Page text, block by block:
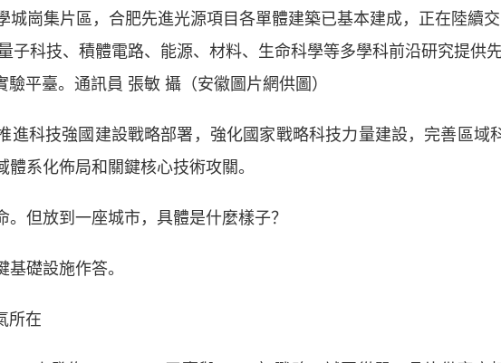
崗集片區，合肥先進光源項目各單體建築已基本建成，正在陸續交
子科技、積體電路、能源、材料、生命科學等多學科前沿研究提供先
驗平臺。通訊員 張敏 攝（安徽圖片網供圖）
科技強國建設戰略部署，強化國家戰略科技力量建設，完善區域
系化佈局和關鍵核心技術攻關。
但放到一座城市，具體是什麼樣子？
礎設施作答。
所在